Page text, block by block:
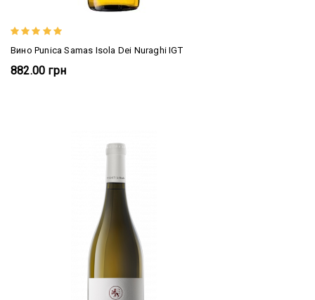
Вино Punica Samas Isola Dei Nuraghi IGT
882.00 грн